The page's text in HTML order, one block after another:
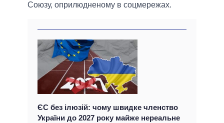
Союзу, оприлюдненому в соцмережах.
ЄС без ілюзій: чому швидке членство
України до 2027 року майже нереальне